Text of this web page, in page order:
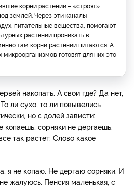
корни растений – «строят»
землей. Через эти каналы
питательные вещества, помогают
растений проникать в
там корни растений питаются. А
готовят для них это
накопать. А свои где? Да нет,
ли сухо, то ли повывелись
но с долей зависти:
копаешь, сорняки не дергаешь.
так растет. Слово какое
я не копаю. Не дергаю сорняки. И
жалуюсь. Пенсия маленькая, с